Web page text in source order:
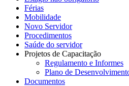
Férias
Mobilidade
Novo Servidor
Procedimentos
Saúde do servidor
Projetos de Capacitação
Regulamento e Informes
Plano de
Documentos